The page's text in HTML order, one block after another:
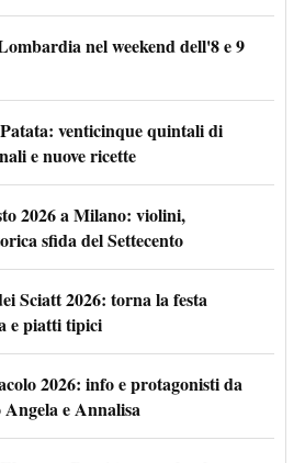
nel weekend dell'8 e 9
venticinque quintali di
e nuove ricette
2026 a Milano: violini,
sfida del Settecento
Sciatt 2026: torna la festa
e piatti tipici
2026: info e protagonisti da
e Annalisa